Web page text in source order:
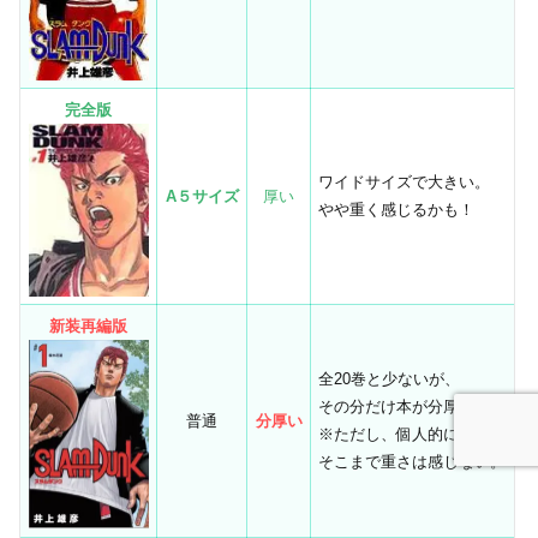
完全版
A５サイズ 厚い
ワイドサイズで大きい。
やや重く感じるかも！
新装再編版
普通 分厚い
全20巻と少ないが、
その分だけ本が分厚い。
※ただし、個人的には
そこまで重さは感じない。